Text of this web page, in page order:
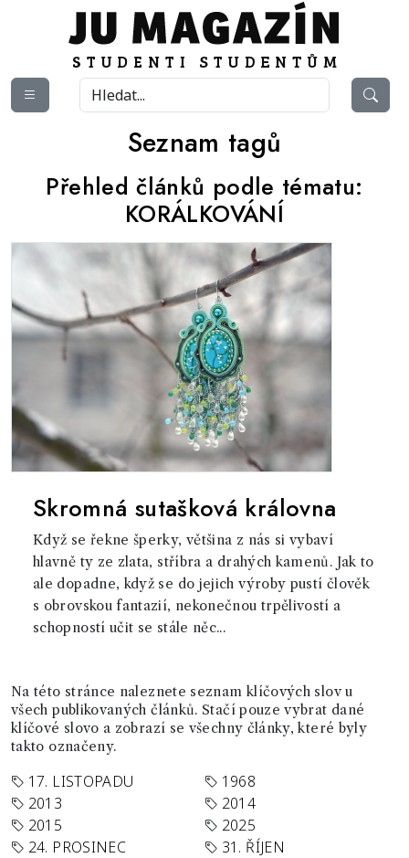
Seznam tagů
Přehled článků podle tématu:
KORÁLKOVÁNÍ
Skromná sutašková královna
Když se řekne šperky, většina z nás si vybaví
hlavně ty ze zlata, stříbra a drahých kamenů. Jak to
ale dopadne, když se do jejich výroby pustí člověk
s obrovskou fantazií, nekonečnou trpělivostí a
schopností učit se stále něc...
Na této stránce naleznete seznam klíčových slov u
všech publikovaných článků. Stačí pouze vybrat dané
klíčové slovo a zobrazí se všechny články, které byly
takto označeny.
17. LISTOPADU
1968
2013
2014
2015
2025
24. PROSINEC
31. ŘÍJEN